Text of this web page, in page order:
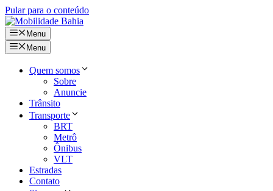
Pular para o conteúdo
Menu
Menu
Quem somos
Sobre
Anuncie
Trânsito
Transporte
BRT
Metrô
Ônibus
VLT
Estradas
Contato